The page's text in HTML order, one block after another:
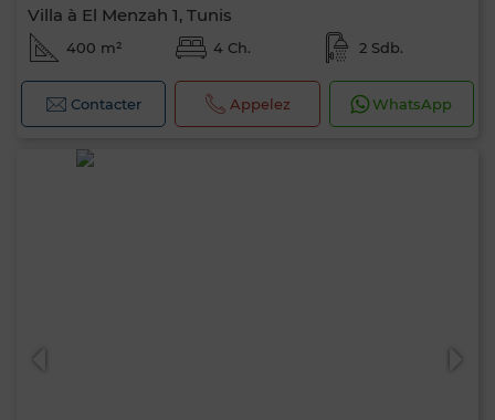
Villa à El Menzah 1, Tunis
400 m² 4 Ch. 2 Sdb.
Contacter Appelez WhatsApp